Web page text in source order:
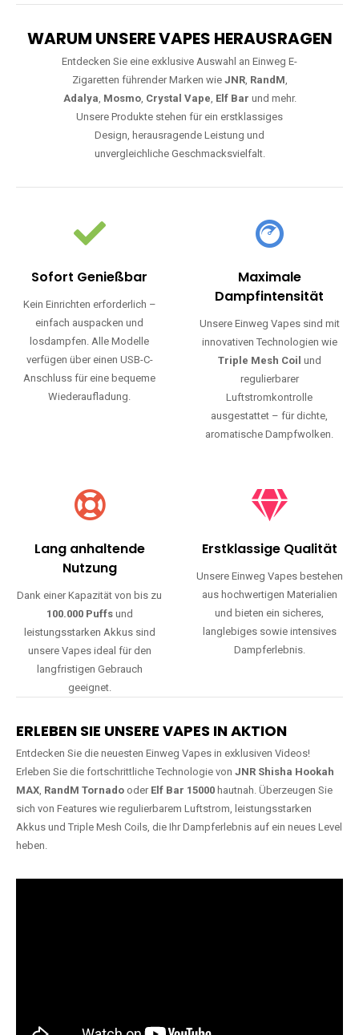
WARUM UNSERE VAPES HERAUSRAGEN
Entdecken Sie eine exklusive Auswahl an Einweg E-
Zigaretten führender Marken wie JNR, RandM,
Adalya, Mosmo, Crystal Vape, Elf Bar und mehr.
Unsere Produkte stehen für ein erstklassiges
Design, herausragende Leistung und
unvergleichliche Geschmacksvielfalt.
Sofort Genießbar
Kein Einrichten erforderlich –
einfach auspacken und
losdampfen. Alle Modelle
verfügen über einen USB-C-
Anschluss für eine bequeme
Wiederaufladung.
Maximale
Dampfintensität
Unsere Einweg Vapes sind mit
innovativen Technologien wie
Triple Mesh Coil und
regulierbarer
Luftstromkontrolle
ausgestattet – für dichte,
aromatische Dampfwolken.
Lang anhaltende
Nutzung
Dank einer Kapazität von bis zu
100.000 Puffsund
leistungsstarken Akkus sind
unsere Vapes ideal für den
langfristigen Gebrauch
geeignet.
Erstklassige Qualität
Unsere Einweg Vapes bestehen
aus hochwertigen Materialien
und bieten ein sicheres,
langlebiges sowie intensives
Dampferlebnis.
ERLEBEN SIE UNSERE VAPES IN AKTION
Entdecken Sie die neuesten Einweg Vapes in exklusiven Videos!
Erleben Sie die fortschrittliche Technologie von JNR Shisha Hookah
MAX, RandM Tornado oder Elf Bar 15000 hautnah. Überzeugen Sie
sich von Features wie regulierbarem Luftstrom, leistungsstarken
Akkus und Triple Mesh Coils, die Ihr Dampferlebnis auf ein neues Level
heben.